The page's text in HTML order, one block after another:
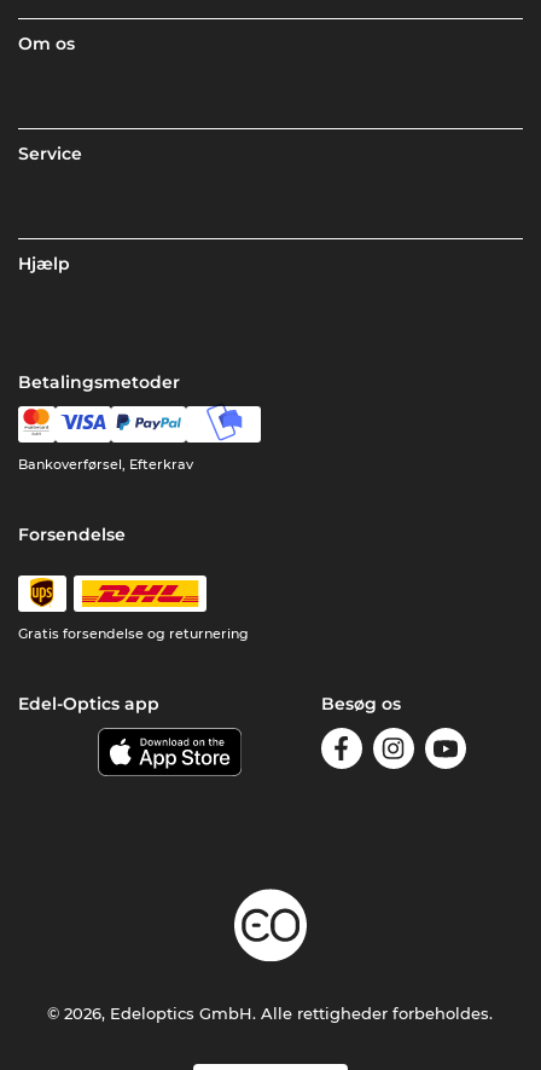
Om os
Service
Hjælp
Betalingsmetoder
Bankoverførsel, Efterkrav
Forsendelse
Gratis forsendelse og returnering
Edel-Optics app Besøg os
© 2026, Edeloptics GmbH. Alle rettigheder forbeholdes.